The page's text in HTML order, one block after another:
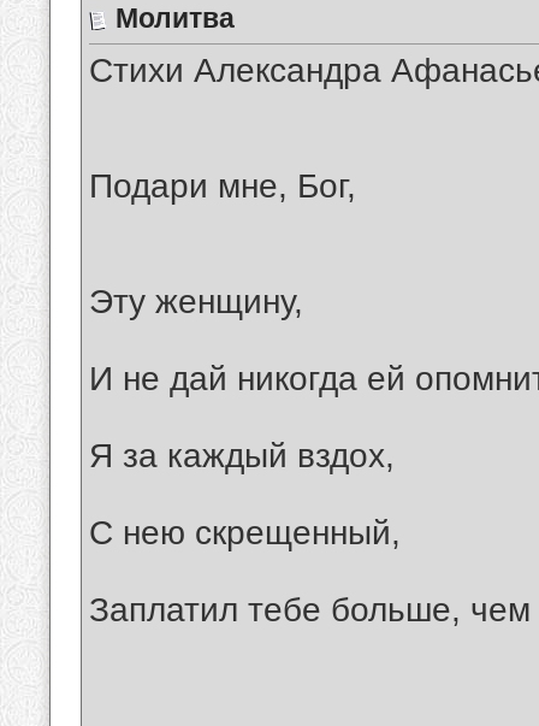
Молитва
Стихи Александра
Подари мне, Бог,
Эту женщину,
И не дай никогда ей
Я за каждый вздох,
С нею скрещенный,
Заплатил тебе больше, чем